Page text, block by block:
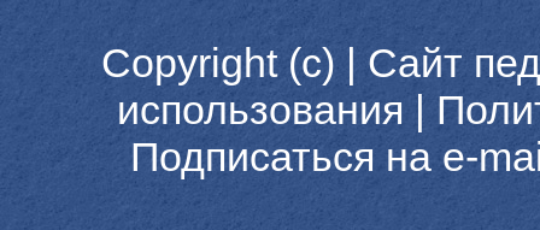
Copyright (c) | Сайт
использования |
Подписаться на e-